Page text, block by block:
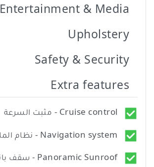
Entertainment & Media
Upholstery
Safety & Security
Extra features
Cruise control - مثبت السرعة
Navigation system - نظام الملاحة
Panoramic Sunroof - سقف بانورامي